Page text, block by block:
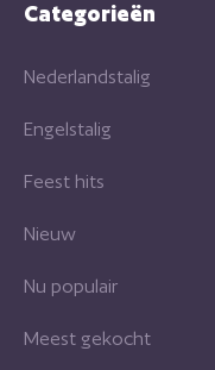
Categorieën
Nederlandstalig
Engelstalig
Feest hits
Nieuw
Nu populair
Meest gekocht